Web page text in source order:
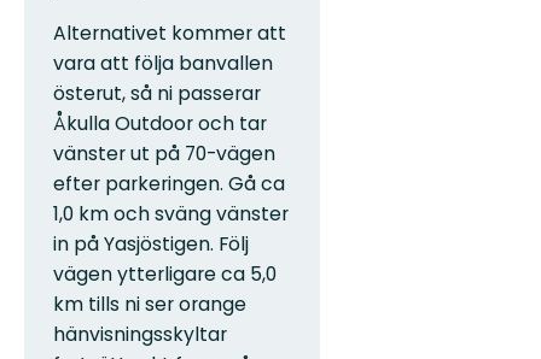
Alternativet kommer att
vara att följa banvallen
österut, så ni passerar
Åkulla Outdoor och tar
vänster ut på 70-vägen
efter parkeringen. Gå ca
1,0 km och sväng vänster
in på Yasjöstigen. Följ
vägen ytterligare ca 5,0
km tills ni ser orange
hänvisningsskyltar